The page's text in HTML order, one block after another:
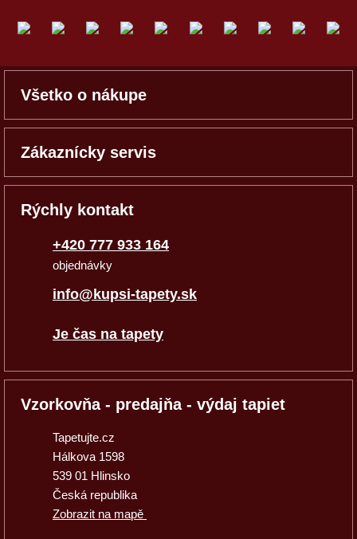
Všetko o nákupe
Zákaznícky servis
Rýchly kontakt
+420 777 933 164
objednávky
info@kupsi-tapety.sk
Je čas na tapety
Vzorkovňa - predajňa - výdaj tapiet
Tapetujte.cz
Hálkova 1598
539 01 Hlinsko
Česká republika
Zobrazit na mapě